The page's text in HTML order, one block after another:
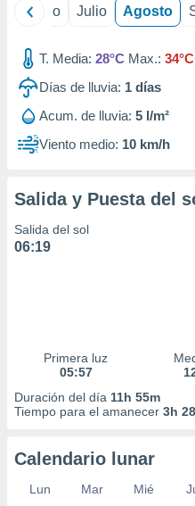
e
mediante
publicidad
de
Junio Julio Agosto
T. Media: 28°C Max.: 34°C
Días de lluvia: 1 días
Acum. de lluvia: 5 l/m²
Viento medio: 10 km/h
Salida y Puesta del
Salida del sol
06:19
Primera luz
05:57
Duración del día 11h 55m
Tiempo para el amanecer 3h
Calendario lunar
Lun Mar Mié